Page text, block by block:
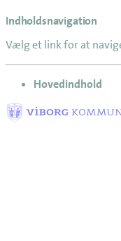
Indholdsnavigation
Vælg et link for at
gå til
Hovedindhold